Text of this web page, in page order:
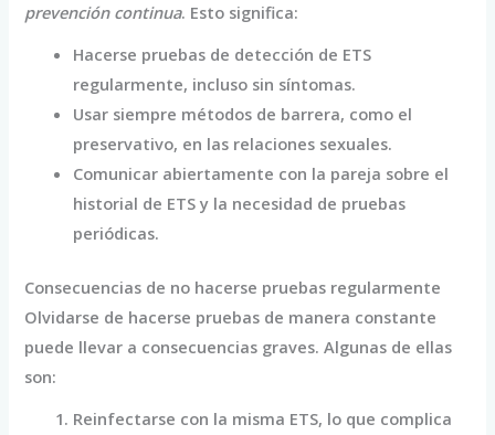
prevención continua. Esto significa:
Hacerse pruebas de detección de ETS
regularmente, incluso sin síntomas.
Usar siempre métodos de barrera, como el
preservativo, en las relaciones sexuales.
Comunicar abiertamente con la pareja sobre el
historial de ETS y la necesidad de pruebas
periódicas.
Consecuencias de no hacerse pruebas regularmente
Olvidarse de hacerse pruebas de manera constante
puede llevar a consecuencias graves. Algunas de ellas
son:
Reinfectarse con la misma ETS, lo que complica